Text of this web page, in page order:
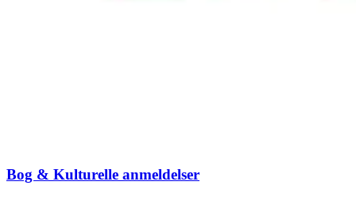
Bog & Kulturelle anmeldelser